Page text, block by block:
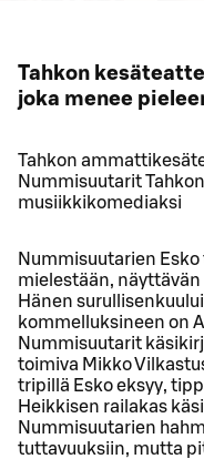
Tahkon
joka menee
Tahkon
Nummisuutarit
musiikkikomediaksi
Nummisuutarien
mielestään,
Hänen
kommelluksineen on
Nummisuutarit
toimiva Mikko
tripillä Esko eksyy,
Heikkisen railakas
Nummisuutarien
tuttavuuksiin, mutta